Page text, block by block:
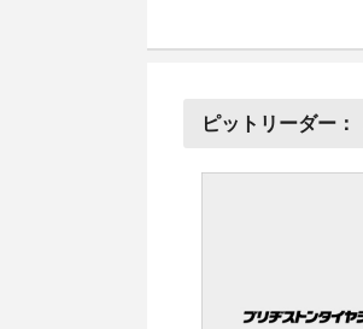
ピットリーダー：